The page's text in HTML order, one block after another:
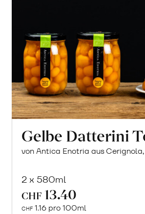
Gelbe Datterini
von Antica Enotria aus
2 x 580ml
CHF 13.40
CHF 1.16 pro 100ml